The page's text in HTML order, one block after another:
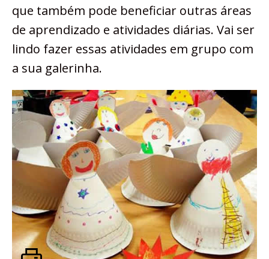
que também pode beneficiar outras áreas
de aprendizado e atividades diárias. Vai ser
lindo fazer essas atividades em grupo com
a sua galerinha.